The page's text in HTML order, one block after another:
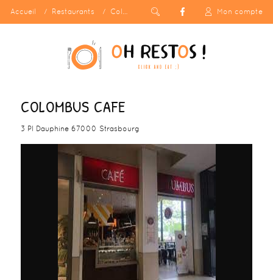
Accueil Restaurants Colombus Cafe Mon compte
COLOMBUS CAFE
3 Pl Dauphine 67000 Strasbourg